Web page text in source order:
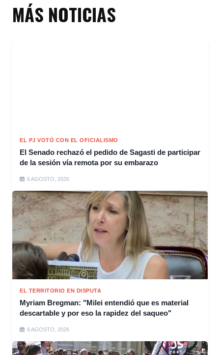
MÁS NOTICIAS
EL PJ VOTÓ CON EL OFICIALISMO
El Senado rechazó el pedido de Sagasti de participar
de la sesión vía remota por su embarazo
6 AGOSTO, 2026
EL TERRITORIO EN DISPUTA
Myriam Bregman: "Milei entendió que es material
descartable y por eso la rapidez del saqueo"
6 AGOSTO, 2026